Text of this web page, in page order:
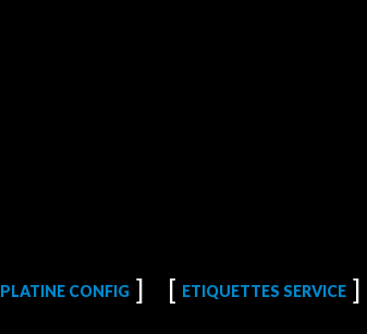
PLATINE CONFIG ETIQUETTES SERVICE